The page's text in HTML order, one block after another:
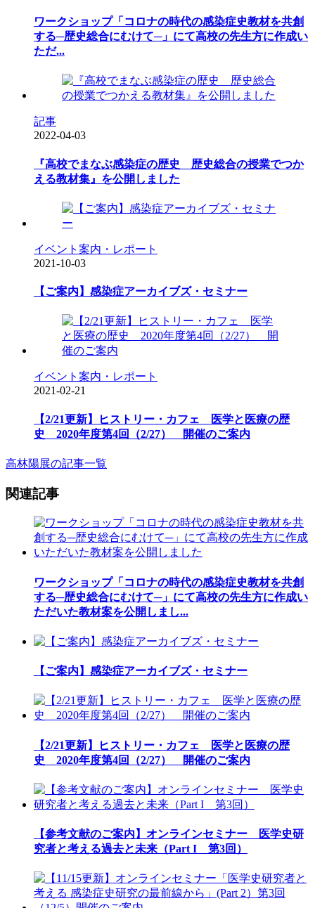
ワークショップ「コロナの時代の感染症史教材を共創
する─歴史総合にむけて─」にて高校の先生方に作成い
ただ...
記事
2022-04-03
『高校でまなぶ感染症の歴史 歴史総合の授業でつか
える教材集』を公開しました
イベント案内・レポート
2021-10-03
【ご案内】感染症アーカイブズ・セミナー
イベント案内・レポート
2021-02-21
【2/21更新】ヒストリー・カフェ 医学と医療の歴
史 2020年度第4回（2/27） 開催のご案内
高林陽展の記事一覧
関連記事
ワークショップ「コロナの時代の感染症史教材を共創
する─歴史総合にむけて─」にて高校の先生方に作成い
ただいた教材案を公開しまし...
【ご案内】感染症アーカイブズ・セミナー
【2/21更新】ヒストリー・カフェ 医学と医療の歴
史 2020年度第4回（2/27） 開催のご案内
【参考文献のご案内】オンラインセミナー 医学史研
究者と考える過去と未来（Part I 第3回）